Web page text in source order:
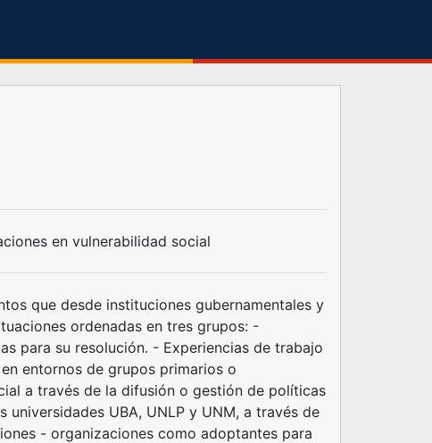
en vulnerabilidad social
que desde instituciones gubernamentales y
ordenadas en tres grupos: -
para su resolución. - Experiencias de trabajo
entornos de grupos primarios o
a través de la difusión o gestión de políticas
UBA, UNLP y UNM, a través de
- organizaciones como adoptantes para